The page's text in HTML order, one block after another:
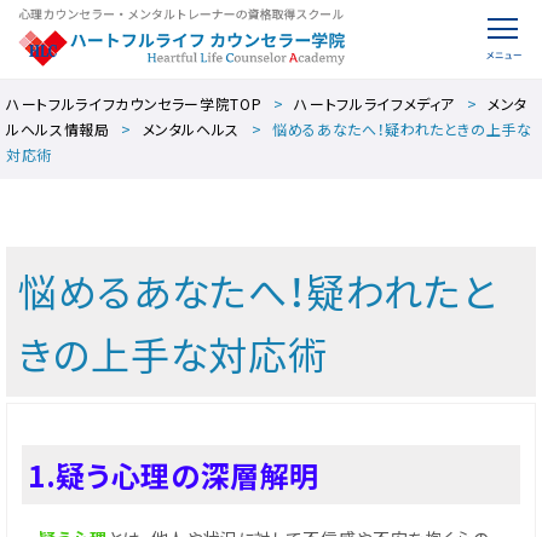
ハートフルライフカウンセラー学院TOP ハートフルライフメディア
メンタ
ルヘルス情報局
メンタルヘルス
悩めるあなたへ！疑われたときの上手な
対応術
悩めるあなたへ！疑われたと
きの上手な対応術
1.疑う心理の深層解明